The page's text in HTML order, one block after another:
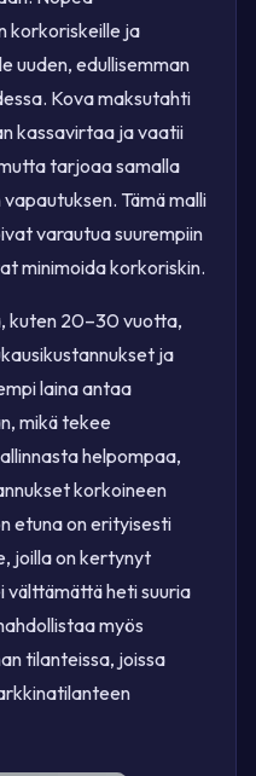
korkoriskeille ja
uuden, edullisemman
Kova maksutahti
kassavirtaa ja vaatii
tarjoaa samalla
Tämä malli
varautua suurempiin
minimoida korkoriskin.
kuten 20–30 vuotta,
ja
laina antaa
mikä tekee
helpompaa,
korkoineen
etuna on erityisesti
joilla on kertynyt
heti suuria
myös
tilanteissa, joissa